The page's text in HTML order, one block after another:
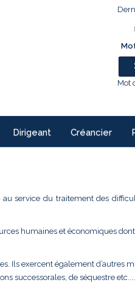
Mot
Dirigeant Créancier
service du traitement des
humaines et économiques
Ils exercent également d’autres
successorales, de séquestre etc....